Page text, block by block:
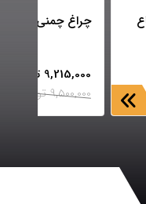
چراغ چمنی SH-1268 12w شعاع
9,215,000 تومان
9,500,000 تومان